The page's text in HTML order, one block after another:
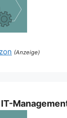
(Anzeige)